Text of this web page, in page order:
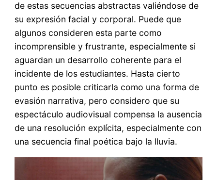
de estas secuencias abstractas valiéndose de
su expresión facial y corporal. Puede que
algunos consideren esta parte como
incomprensible y frustrante, especialmente si
aguardan un desarrollo coherente para el
incidente de los estudiantes. Hasta cierto
punto es posible criticarla como una forma de
evasión narrativa, pero considero que su
espectáculo audiovisual compensa la ausencia
de una resolución explícita, especialmente con
una secuencia final poética bajo la lluvia.